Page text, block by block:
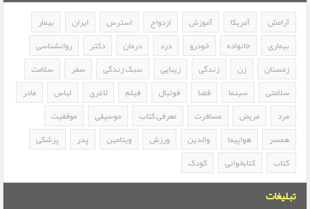
آرامش آمریکا آموزش ازدواج استرس ایران
بیمار
بیماری
خانواده خودرو درد درمان دکتر
روانشناسی
زمستان
زن زندگی زیبایی سبک زندگی سفر
سلامت
سلامتی
سینما فضا فوتبال فیلم لاغری لباس
مادر
مرد
مریض مسافرت معرفی کتاب موسیقی
موفقیت
همسر
هواپیما والدین ورزش ویتامین پدر
پزشکی
کتاب
کتابخوانی کودک
تبلیغات